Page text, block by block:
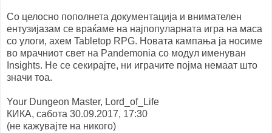
Со целосно пополнета документација и внимателен
ентузијазам се враќаме на најпопуларната игра на маса
со улоги, ахем Tabletop RPG. Новата кампања ја носиме
во мрачниот свет на Pandemonia со модул именуван
Insights. Не се секирајте, ни играчите појма немаат што
значи тоа.
Your Dungeon Master, Lord_of_Life
КИКА, сабота 30.09.2017, 17:30
(не кажувајте на никого)